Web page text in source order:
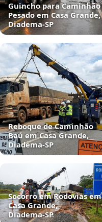
Guincho para Caminhão
Pesado em Casa Grande,
Diadema‑SP
Reboque de Caminhão
Baú em Casa Grande,
Diadema‑SP
Socorro em Rodovias em
Casa Grande,
Diadema‑SP